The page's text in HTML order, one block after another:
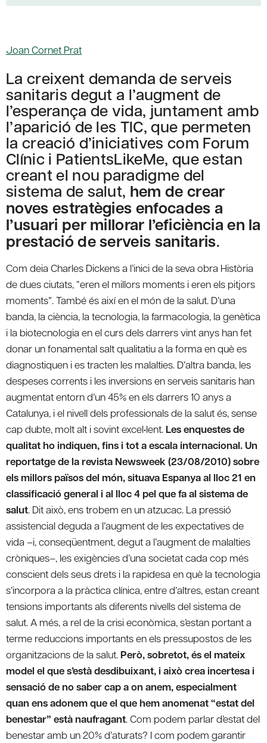
Joan Cornet Prat
La creixent demanda de serveis
sanitaris degut a l’augment de
l’esperança de vida, juntament amb
l’aparició de les TIC, que permeten
la creació d’iniciatives com Forum
Clínic i PatientsLikeMe, que estan
creant el nou paradigme del
sistema de salut, hem de crear
noves estratègies enfocades a
l’usuari per millorar l’eficiència en la
prestació de serveis sanitaris.
Com deia Charles Dickens a l’inici de la seva obra Història
de dues ciutats, “eren el millors moments i eren els pitjors
moments”. També és així en el món de la salut. D’una
banda, la ciència, la tecnologia, la farmacologia, la genètica
i la biotecnologia en el curs dels darrers vint anys han fet
donar un fonamental salt qualitatiu a la forma en què es
diagnostiquen i es tracten les malalties. D’altra banda, les
despeses corrents i les inversions en serveis sanitaris han
augmentat entorn d’un 45% en els darrers 10 anys a
Catalunya, i el nivell dels professionals de la salut és, sense
cap dubte, molt alt i sovint excel•lent. Les enquestes de
qualitat ho indiquen, fins i tot a escala internacional. Un
reportatge de la revista Newsweek (23/08/2010) sobre
els millors països del món, situava Espanya al lloc 21 en
classificació general i al lloc 4 pel que fa al sistema de
salut. Dit això, ens trobem en un atzucac. La pressió
assistencial deguda a l’augment de les expectatives de
vida –i, conseqüentment, degut a l’augment de malalties
cròniques–, les exigències d’una societat cada cop més
conscient dels seus drets i la rapidesa en què la tecnologia
s’incorpora a la pràctica clínica, entre d’altres, estan creant
tensions importants als diferents nivells del sistema de
salut. A més, a rel de la crisi econòmica, s’estan portant a
terme reduccions importants en els pressupostos de les
organitzacions de la salut. Però, sobretot, és el mateix
model el que s’està desdibuixant, i això crea incertesa i
sensació de no saber cap a on anem, especialment
quan ens adonem que el que hem anomenat “estat del
benestar” està naufragant. Com podem parlar d’estat del
benestar amb un 20% d’aturats? I com podem garantir